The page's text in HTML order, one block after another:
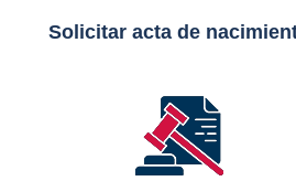
Solicitar acta de